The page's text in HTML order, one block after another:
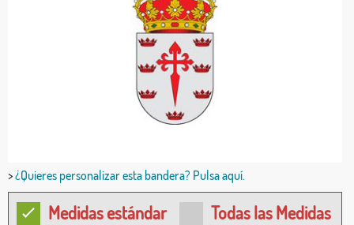
>¿Quieres personalizar esta bandera? Pulsa aquí.
Medidas estándar Todas las Medidas